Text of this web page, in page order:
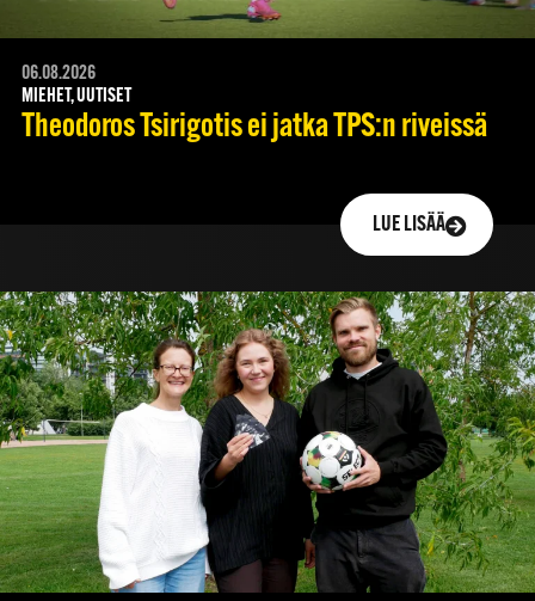
06.08.2026
MIEHET, UUTISET
Theodoros Tsirigotis ei jatka TPS:n riveissä
LUE LISÄÄ